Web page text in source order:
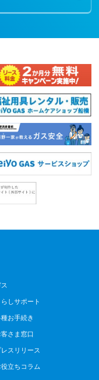
らしサポート
お手続き
客さま窓口
レスリリース
役立ちコラム